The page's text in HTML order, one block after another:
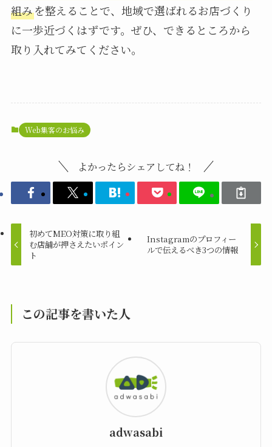
組みを整えることで、地域で選ばれるお店づくり
に一歩近づくはずです。ぜひ、できるところから
取り入れてみてください。
Web集客のお悩み
よかったらシェアしてね！
初めてMEO対策に取り組
む店舗が押さえたいポイン
ト
Instagramのプロフィー
ルで伝えるべき3つの情報
この記事を書いた人
adwasabi